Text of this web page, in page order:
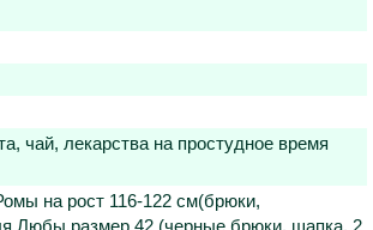
чай, лекарства на простудное время
на рост 116-122 см(брюки,